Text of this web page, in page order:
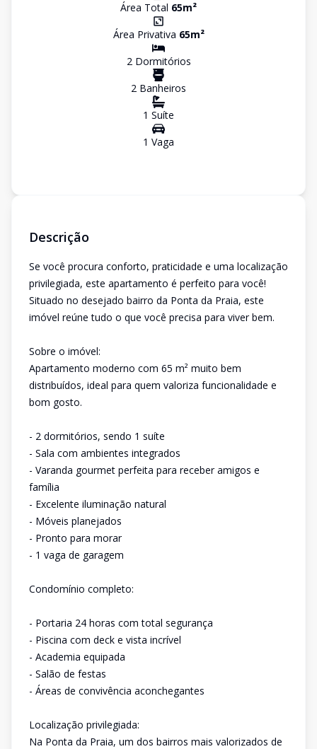
Área Total 65m²
Área Privativa 65m²
2Dormitórios
2 Banheiros
1 Suíte
1 Vaga
Descrição
Se você procura conforto, praticidade e uma localização
privilegiada, este apartamento é perfeito para você!
Situado no desejado bairro da Ponta da Praia, este
imóvel reúne tudo o que você precisa para viver bem.
Sobre o imóvel:
Apartamento moderno com 65 m² muito bem
distribuídos, ideal para quem valoriza funcionalidade e
bom gosto.
- 2 dormitórios, sendo 1 suíte
- Sala com ambientes integrados
- Varanda gourmet perfeita para receber amigos e
família
- Excelente iluminação natural
- Móveis planejados
- Pronto para morar
- 1 vaga de garagem
Condomínio completo:
- Portaria 24 horas com total segurança
- Piscina com deck e vista incrível
- Academia equipada
- Salão de festas
- Áreas de convivência aconchegantes
Localização privilegiada:
Na Ponta da Praia, um dos bairros mais valorizados de